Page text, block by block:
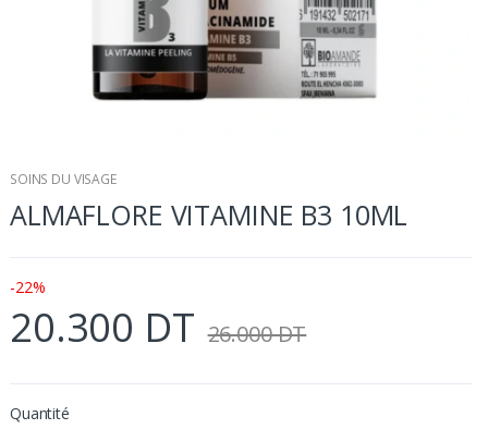
SOINS DU VISAGE
ALMAFLORE VITAMINE B3 10ML
-22%
20.300 DT 26.000 DT
Quantité